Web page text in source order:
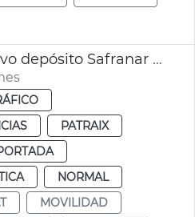
Construcción nuevo depósito Safranar EMT València
PATRAIX
NORMAL
MOVILIDAD